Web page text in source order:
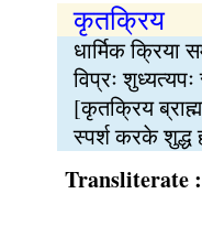
कृतक्रिय
धार्मिक
विप्रः
[कृतक्रिय
स्पर्श करके शुद्ध
Transliterate :